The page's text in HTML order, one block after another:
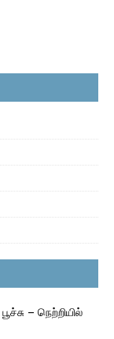
– நெற்றியில்